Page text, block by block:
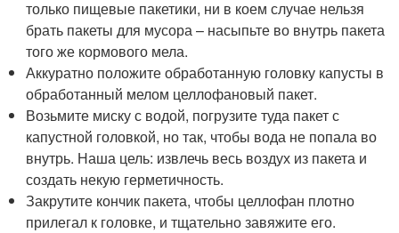
только пищевые пакетики, ни в коем случае нельзя
брать пакеты для мусора – насыпьте во внутрь пакета
того же кормового мела.
Аккуратно положите обработанную головку капусты в
обработанный мелом целлофановый пакет.
Возьмите миску с водой, погрузите туда пакет с
капустной головкой, но так, чтобы вода не попала во
внутрь. Наша цель: извлечь весь воздух из пакета и
создать некую герметичность.
Закрутите кончик пакета, чтобы целлофан плотно
прилегал к головке, и тщательно завяжите его.